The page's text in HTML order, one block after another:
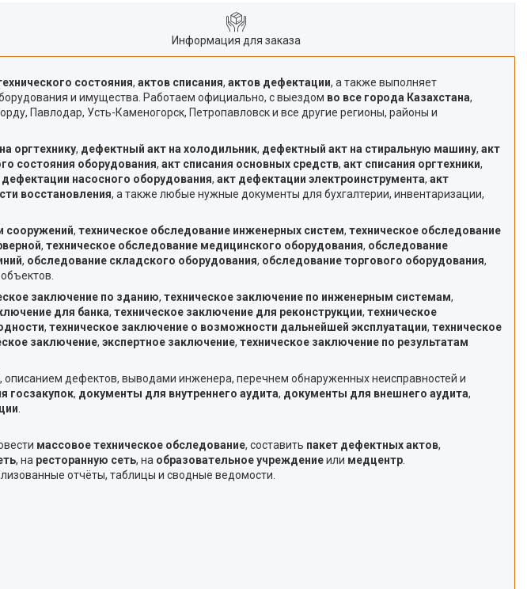
Информация для заказа
состояния, актов списания, актов дефектации, а также выполняет
и имущества. Работаем официально, с выездом во все города Казахстана,
Павлодар, Усть-Каменогорск, Петропавловск и все другие регионы, районы и
оргтехнику, дефектный акт на холодильник, дефектный акт на стиральную машину, акт
состояния оборудования, акт списания основных средств, акт списания оргтехники,
дефектации насосного оборудования, акт дефектации электроинструмента, акт
восстановления, а также любые нужные документы для бухгалтерии, инвентаризации,
сооружений, техническое обследование инженерных систем, техническое обследование
, техническое обследование медицинского оборудования, обследование
, обследование складского оборудования, обследование торгового оборудования,
заключение по зданию, техническое заключение по инженерным системам,
для банка, техническое заключение для реконструкции, техническое
, техническое заключение о возможности дальнейшей эксплуатации, техническое
заключение, экспертное заключение, техническое заключение по результатам
описанием дефектов, выводами инженера, перечнем обнаруженных неисправностей и
госзакупок, документы для внутреннего аудита, документы для внешнего аудита,
массовое техническое обследование, составить пакет дефектных актов,
, на ресторанную сеть, на образовательное учреждениеили медцентр
отчёты, таблицы и сводные ведомости.